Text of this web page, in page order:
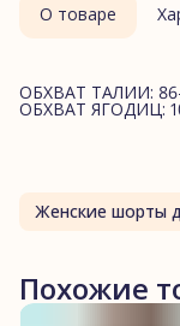
О товаре
ОБХВАТ ТАЛИИ:
ОБХВАТ ЯГОДИЦ:
Женские шорты
Похожие